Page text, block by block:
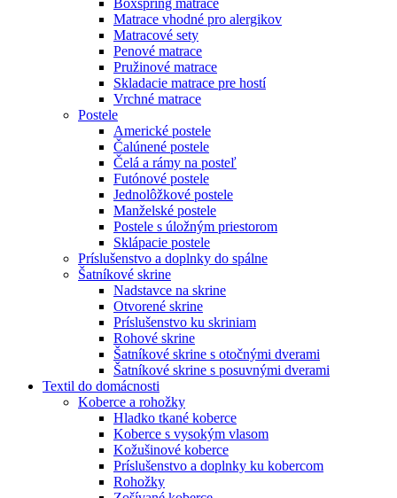
Matrace vhodné pro alergikov
Matracové sety
Penové matrace
Pružinové matrace
Skladacie matrace pre hostí
Vrchné matrace
Postele
Americké postele
Čalúnené postele
Čelá a rámy na posteľ
Futónové postele
Jednolôžkové postele
Manželské postele
Postele s úložným priestorom
Sklápacie postele
Príslušenstvo a doplnky do spálne
Šatníkové skrine
Nadstavce na skrine
Otvorené skrine
Príslušenstvo ku skriniam
Rohové skrine
Šatníkové skrine s otočnými dverami
Šatníkové skrine s posuvnými dverami
Textil do domácnosti
Koberce a rohožky
Hladko tkané koberce
Koberce s vysokým vlasom
Kožušinové koberce
Príslušenstvo a doplnky ku kobercom
Rohožky